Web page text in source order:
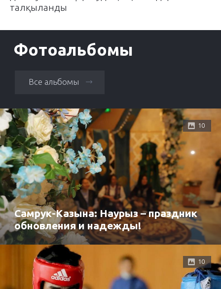
талқыланды
Фотоальбомы
Все альбомы
10
Самрук-Казына: Наурыз – праздник
обновления и надежды!
10